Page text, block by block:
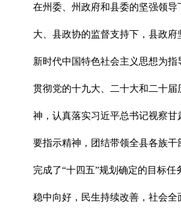
在州委、州政府和县委的坚强领导
大、县政协的监督支持下，县政府
新时代中国特色社会主义思想为指
贯彻党的十九大、二十大和二十届
神，认真落实习近平总书记视察甘
要指示精神，团结带领全县各族干
完成了“十四五”规划确定的目标任
稳中向好，民生持续改善，社会全